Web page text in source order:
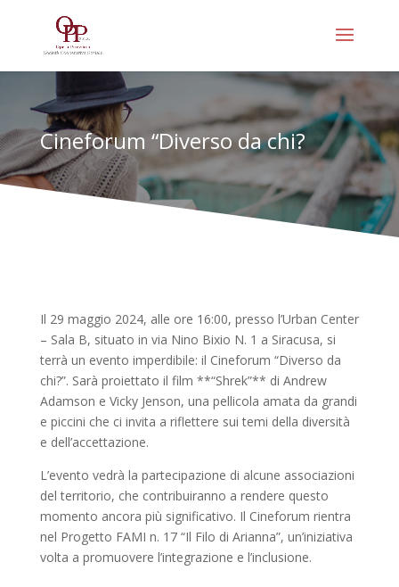
Cineforum “Diverso da chi?
Il 29 maggio 2024, alle ore 16:00, presso l’Urban Center
– Sala B, situato in via Nino Bixio N. 1 a Siracusa, si
terrà un evento imperdibile: il Cineforum “Diverso da
chi?”. Sarà proiettato il film **“Shrek”** di Andrew
Adamson e Vicky Jenson, una pellicola amata da grandi
e piccini che ci invita a riflettere sui temi della diversità
e dell’accettazione.
L’evento vedrà la partecipazione di alcune associazioni
del territorio, che contribuiranno a rendere questo
momento ancora più significativo. Il Cineforum rientra
nel Progetto FAMI n. 17 “Il Filo di Arianna”, un’iniziativa
volta a promuovere l’integrazione e l’inclusione.